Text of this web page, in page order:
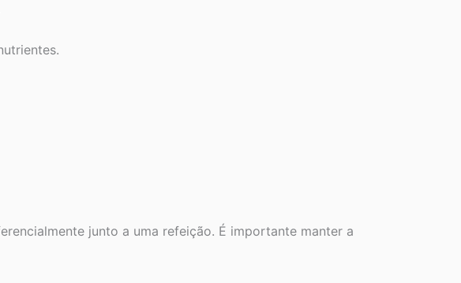
junto a uma refeição. É importante manter a